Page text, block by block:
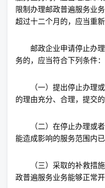
限制办理邮政普遍服务业
超过十二个月的，应当重新
邮政企业申请停止办理
务的，应当符合下列条件：
（一）提出停止办理或
的理由充分、合理，提交
（二）在停止办理或者
能造成影响的服务范围内
（三）采取的补救措施
政普遍服务业务能够正常开